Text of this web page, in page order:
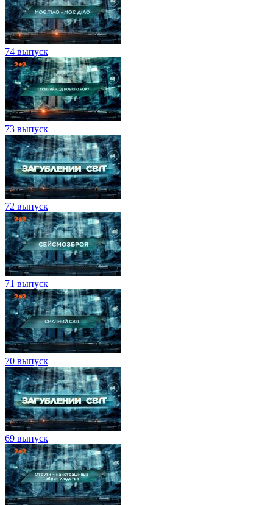
74 выпуск
73 выпуск
72 выпуск
71 выпуск
70 выпуск
69 выпуск